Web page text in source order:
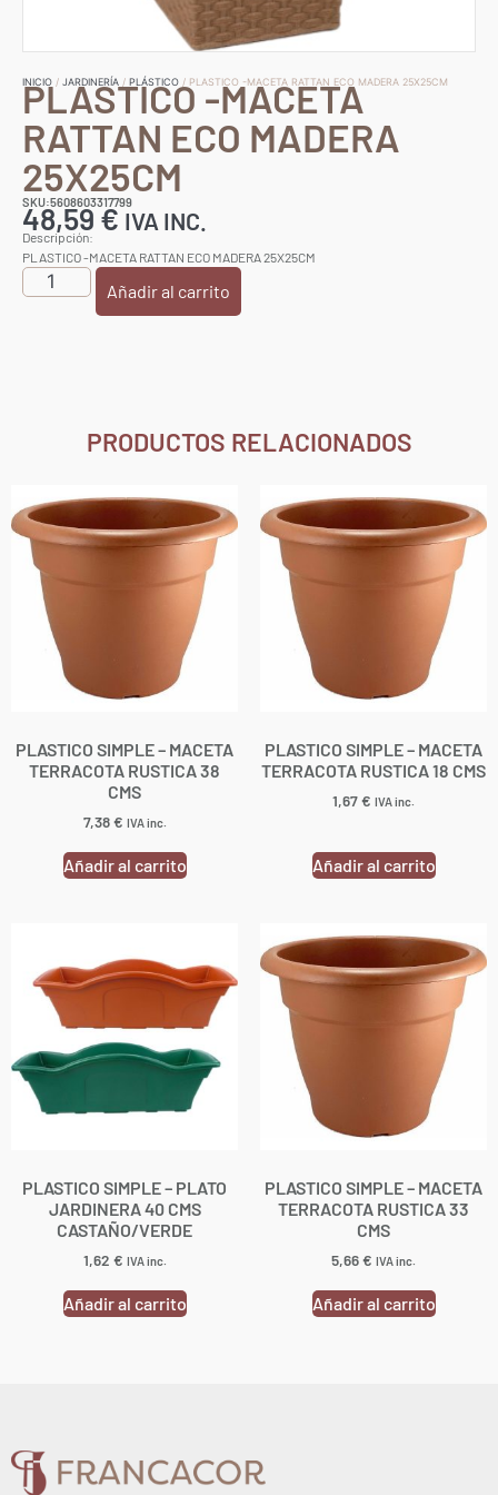
INICIO / JARDINERÍA / PLÁSTICO / PLASTICO -MACETA RATTAN ECO MADERA 25X25CM
PLASTICO -MACETA
RATTAN ECO MADERA
25X25CM
SKU:5608603317799
48,59€ IVA INC.
Descripción:
PLASTICO -MACETA RATTAN ECO MADERA 25X25CM
Añadir al carrito
PRODUCTOS RELACIONADOS
PLASTICO SIMPLE – MACETA
TERRACOTA RUSTICA 38
CMS
7,38€ IVA inc.
Añadir al carrito
PLASTICO SIMPLE – MACETA
TERRACOTA RUSTICA 18 CMS
1,67€ IVA inc.
Añadir al carrito
PLASTICO SIMPLE – PLATO
JARDINERA 40 CMS
CASTAÑO/VERDE
1,62 € IVA inc.
Añadir al carrito
PLASTICO SIMPLE – MACETA
TERRACOTA RUSTICA 33
CMS
5,66€ IVA inc.
Añadir al carrito